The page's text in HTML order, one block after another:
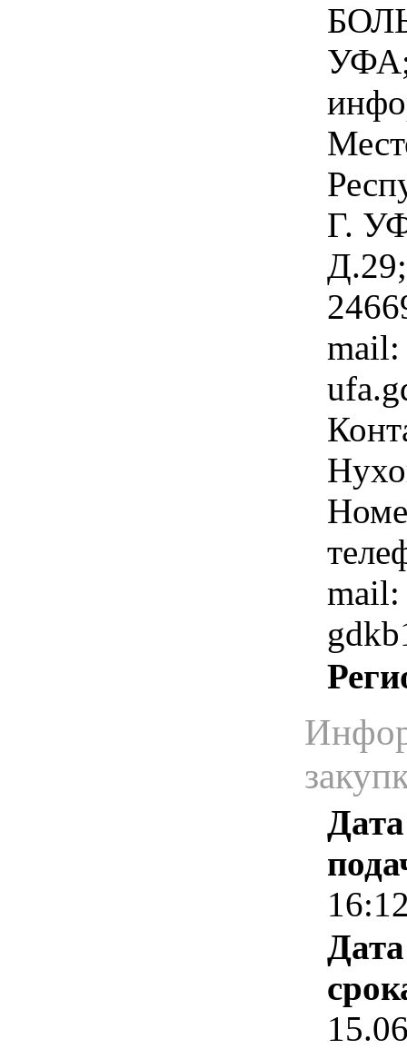
УФА;
Г.
mail:
mail: